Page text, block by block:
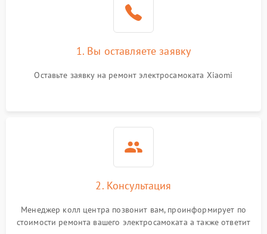
1. Вы оставляете заявку
Оставьте заявку на ремонт электросамоката Xiaomi
2. Консультация
Менеджер колл центра позвонит вам, проинформирует по
стоимости ремонта вашего электросамоката а также ответит